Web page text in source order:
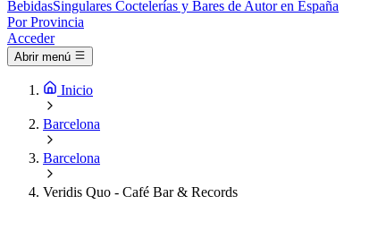
BebidasSingulares Coctelerías y Bares de Autor en España
Por Provincia
Acceder
Abrir menú
Inicio
Barcelona
Barcelona
Veridis Quo - Café Bar & Records